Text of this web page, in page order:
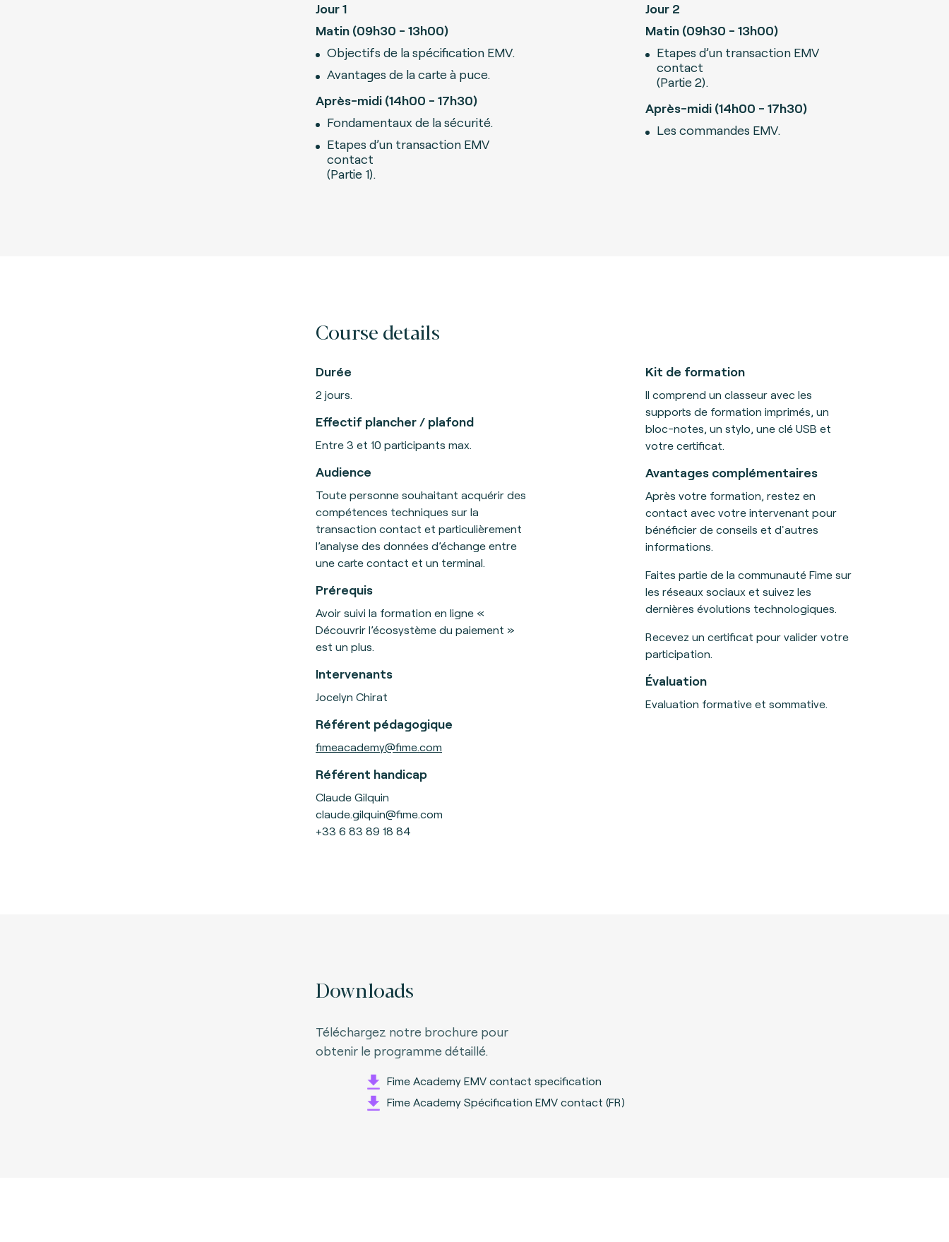
Jour 1
Matin (09h30 - 13h00)
Objectifs de la spécification EMV.
Avantages de la carte à puce.
Après-midi (14h00 - 17h30)
Fondamentaux de la sécurité.
Etapes d’un transaction EMV
contact
(Partie 1).
Jour 2
Matin (09h30 - 13h00)
Etapes d’un transaction EMV
contact
(Partie 2).
Après-midi (14h00 - 17h30)
Les commandes EMV.
Course details
Durée
2 jours.
Effectif plancher / plafond
Entre 3 et 10 participants max.
Audience
Toute personne souhaitant acquérir des
compétences techniques sur la
transaction contact et particulièrement
l’analyse des données d’échange entre
une carte contact et un terminal.
Prérequis
Avoir suivi la formation en ligne «
Découvrir l’écosystème du paiement »
est un plus.
Intervenants
Jocelyn Chirat
Référent pédagogique
fimeacademy@fime.com
Référent handicap
Claude Gilquin
claude.gilquin@fime.com
+33 6 83 89 18 84
Kit de formation
Il comprend un classeur avec les
supports de formation imprimés, un
bloc-notes, un stylo, une clé USB et
votre certificat.
Avantages complémentaires
Après votre formation, restez en
contact avec votre intervenant pour
bénéficier de conseils et d'autres
informations.
Faites partie de la communauté Fime sur
les réseaux sociaux et suivez les
dernières évolutions technologiques.
Recevez un certificat pour valider votre
participation.
Évaluation
Evaluation formative et sommative.
Downloads
Téléchargez notre brochure pour
obtenir le programme détaillé.
Fime Academy EMV contact specification
Fime Academy Spécification EMV contact (FR)